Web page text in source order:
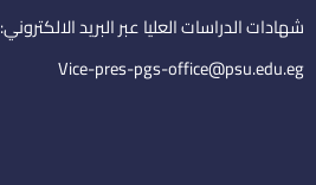
i
l
شهادات الدراسات العليا عبر البريد الالكتروني:
Vice-pres-pgs-office@psu.edu.eg